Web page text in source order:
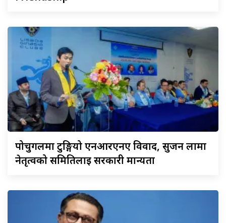
पोर्चुगलमाटुङ्गियो एनआरएनए विवाद, सुजन लामा
नेतृत्वको समितिलाई सरकारी मान्यता